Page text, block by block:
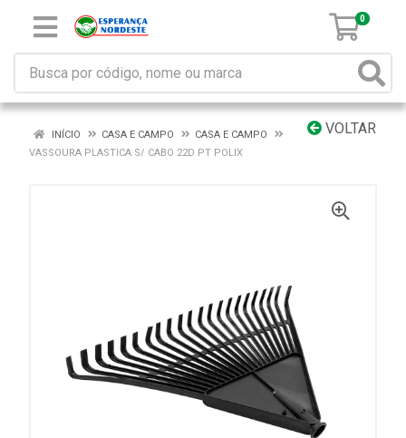
0
VOLTAR
INÍCIO CASA E CAMPO
CASA E CAMPO
VASSOURA PLASTICA S/ CABO 22D PT POLIX